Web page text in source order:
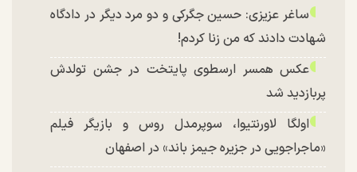
ساغر عزیزی: حسین جگرکی و دو مرد دیگر در دادگاه
شهادت دادند که من زنا کردم!
عکس همسر ارسطوی پایتخت در جشن تولدش
پربازدید شد
اولگا لاورنتیوا، سوپرمدل روس و بازیگر فیلم
«ماجراجویی در جزیره جیمز باند» در اصفهان